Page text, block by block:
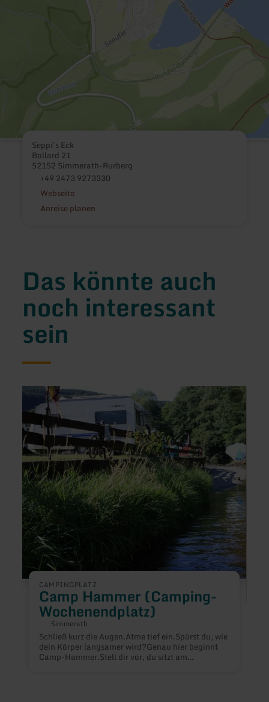
Seppi's Eck
Bollard 21
52152 Simmerath-Rurberg
+49 2473 9273330
Webseite
Anreise planen
Das könnte auch
noch interessant
sein
CAMPINGPLATZ
Camp Hammer (Camping-
Wochenendplatz)
Simmerath
Schließ kurz die Augen.Atme tief ein.Spürst du, wie
dein Körper langsamer wird?Genau hier beginnt
Camp-Hammer.Stell dir vor, du sitzt am
erfahren
zu:
Camp
Hammer
(Camping-
Wochenendplatz)
im